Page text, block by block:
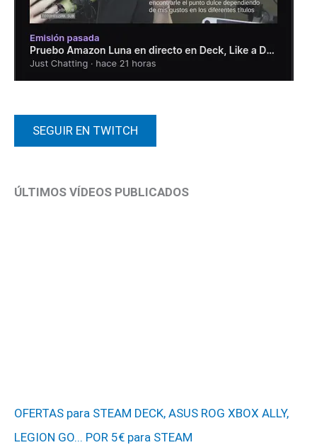
SEGUIR EN TWITCH
ÚLTIMOS VÍDEOS PUBLICADOS
OFERTAS para STEAM DECK, ASUS ROG XBOX ALLY,
LEGION GO... POR 5€ para STEAM